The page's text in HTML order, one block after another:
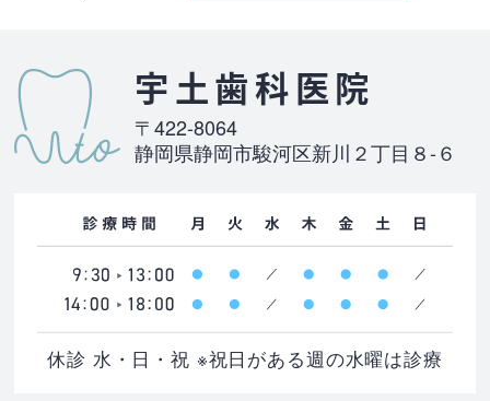
宇土歯科医院
〒422-8064
静岡県静岡市駿河区新川２丁目８-６
休診 水・日・祝 ※祝日がある週の水曜は診療